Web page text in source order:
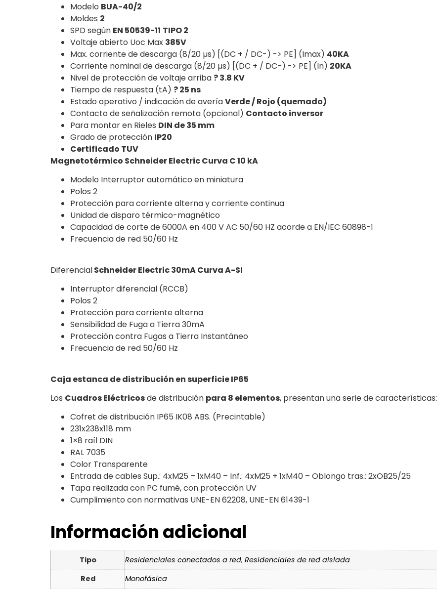
Modelo BUA-40/2
Moldes 2
SPD según EN 50539-11 TIPO 2
Voltaje abierto Uoc Max 385V
Max. corriente de descarga (8/20 µs) [(DC + / DC-) -> PE] (Imax) 40KA
Corriente nominal de descarga (8/20 µs) [(DC + / DC-) -> PE] (In) 20KA
Nivel de protección de voltaje arriba ? 3.8 KV
Tiempo de respuesta (tA) ? 25 ns
Estado operativo / indicación de averíaVerde / Rojo (quemado)
Contacto de señalización remota (opcional) Contacto inversor
Para montar en Rieles DIN de 35 mm
Grado de protección IP20
Certificado TUV
Magnetotérmico Schneider Electric Curva C 10 kA
Modelo Interruptor automático en miniatura
Polos 2
Protección para corriente alterna y corriente continua
Unidad de disparo térmico-magnético
Capacidad de corte de 6000A en 400 V AC 50/60 HZ acorde a EN/IEC 60898-1
Frecuencia de red 50/60 Hz
DiferencialSchneider Electric 30mA Curva A-SI
Interruptor diferencial (RCCB)
Polos 2
Protección para corriente alterna
Sensibilidad de Fuga a Tierra 30mA
Protección contra Fugas a Tierra Instantáneo
Frecuencia de red 50/60 Hz
Caja estanca de distribución en superficie IP65
Los Cuadros Eléctricosde distribución para 8 elementos, presentan una serie de características:
Cofret de distribución IP65 IK08 ABS. (Precintable)
231x238x118 mm
1×8 raíl DIN
RAL 7035
Color Transparente
Entrada de cables Sup.: 4xM25 – 1xM40 – Inf.: 4xM25 + 1xM40 – Oblongo tras.: 2xOB25/25
Tapa realizada con PC fumé, con protección UV
Cumplimiento con normativas UNE-EN 62208, UNE-EN 61439-1
Información adicional
Tipo Residenciales conectados a red, Residenciales de red aislada
Red
Monofásica